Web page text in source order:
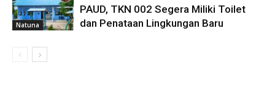
Natuna
PAUD, TKN 002 Segera Miliki Toilet
dan Penataan Lingkungan Baru